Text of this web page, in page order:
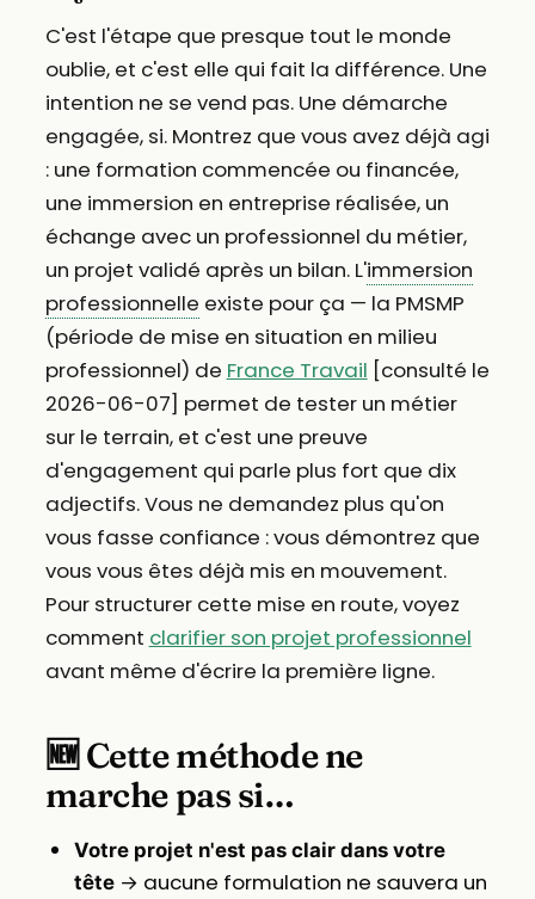
C'est l'étape que presque tout le monde
oublie, et c'est elle qui fait la différence. Une
intention ne se vend pas. Une démarche
engagée, si. Montrez que vous avez déjà agi
: une formation commencée ou financée,
une immersion en entreprise réalisée, un
échange avec un professionnel du métier,
un projet validé après un bilan. L'immersion
professionnelle existe pour ça — la PMSMP
(période de mise en situation en milieu
professionnel) de France Travail [consulté le
2026-06-07] permet de tester un métier
sur le terrain, et c'est une preuve
d'engagement qui parle plus fort que dix
adjectifs. Vous ne demandez plus qu'on
vous fasse confiance : vous démontrez que
vous vous êtes déjà mis en mouvement.
Pour structurer cette mise en route, voyez
comment clarifier son projet professionnel
avant même d'écrire la première ligne.
🆕 Cette méthode ne
marche pas si…
Votre projet n'est pas clair dans votre
tête→ aucune formulation ne sauvera un